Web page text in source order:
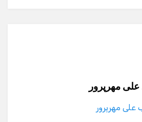
علی مهرپرور
مهرپرور